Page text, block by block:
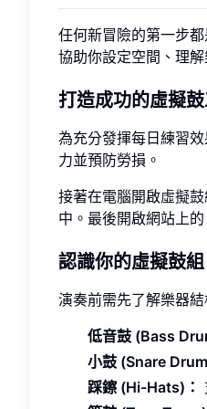
任何新冒險的第一步
協助你設定空間、理
打造成功的虛擬
為充分發揮每日練習
力並預防勞損。
接著在電腦開啟虛擬鼓
中。最後開啟網站上
認識你的虛擬鼓
演奏前需先了解樂器
低音鼓 (Bass
小鼓 (Snare
踩鑔 (Hi-Hats)：